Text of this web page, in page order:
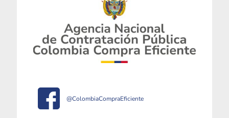
@ColombiaCompraEficiente